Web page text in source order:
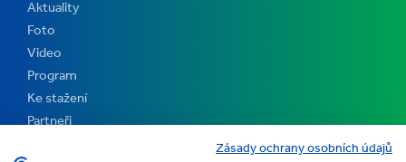
Aktuality
Foto
Video
Program
Ke stažení
Partneři
Zásady ochrany osobních údajů